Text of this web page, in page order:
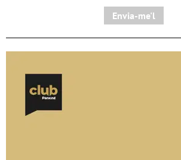
Envia-me'l